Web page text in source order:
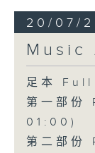
20/07/
Music
足本
第一部
01:00)
第二部